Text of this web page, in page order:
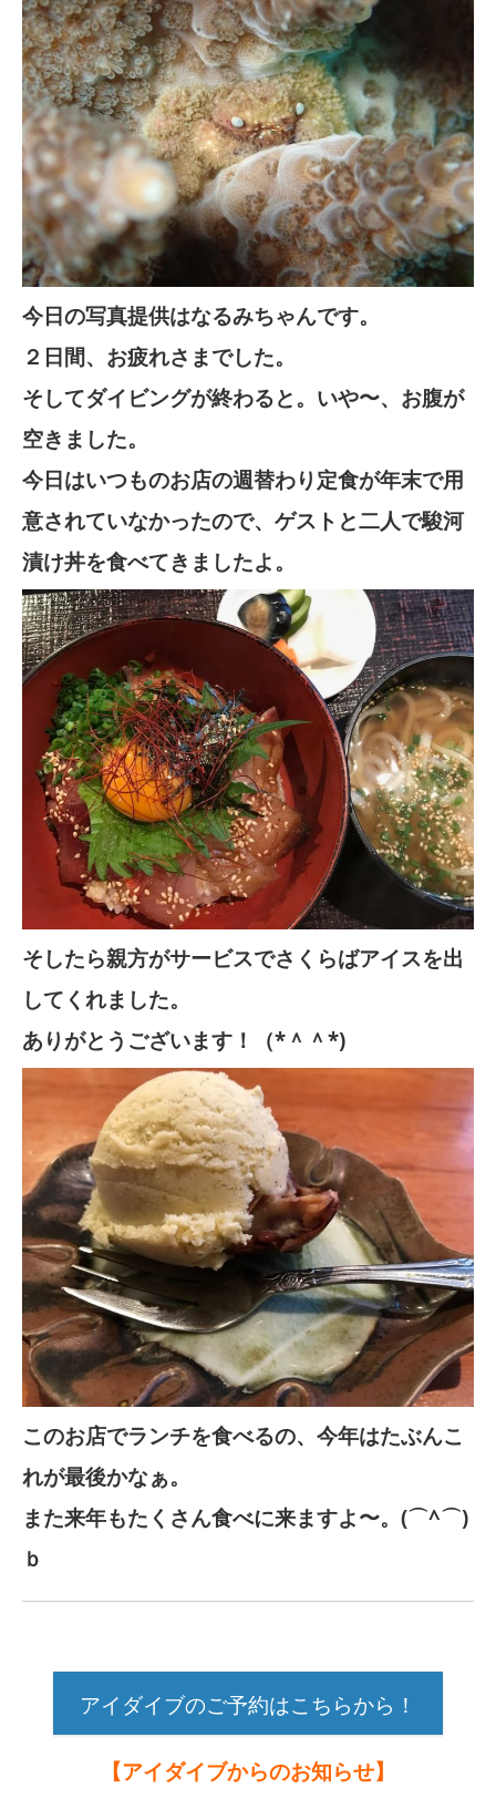
今日の写真提供はなるみちゃんです。
２日間、お疲れさまでした。
そしてダイビングが終わると。いや〜、お腹が
空きました。
今日はいつものお店の週替わり定食が年末で用
意されていなかったので、ゲストと二人で駿河
漬け丼を食べてきましたよ。
そしたら親方がサービスでさくらばアイスを出
してくれました。
ありがとうございます！（*＾＾*)
このお店でランチを食べるの、今年はたぶんこ
れが最後かなぁ。
また来年もたくさん食べに来ますよ〜。(⌒^⌒)
ｂ
アイダイブのご予約はこちらから！
【アイダイブからのお知らせ】